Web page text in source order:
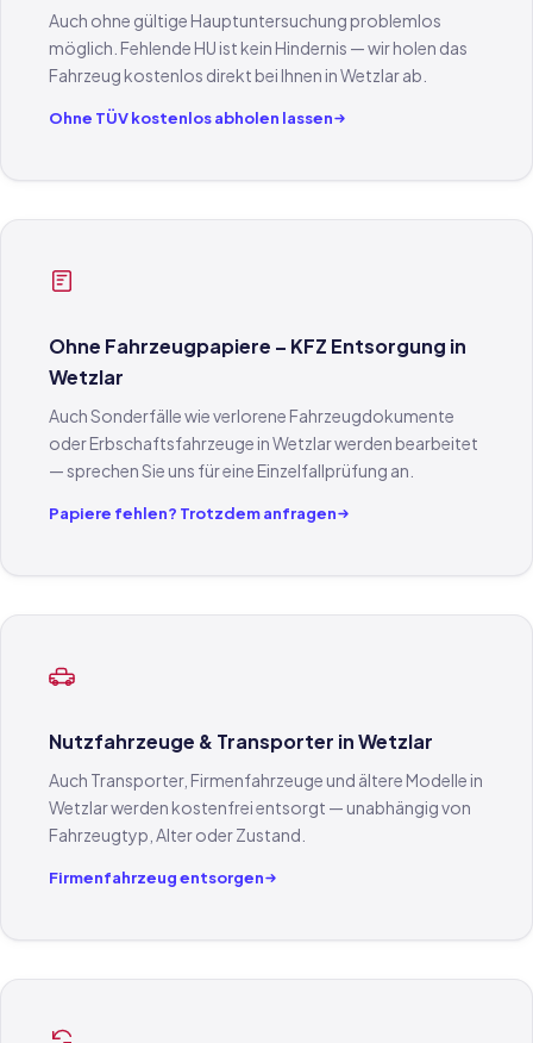
Auch ohne gültige Hauptuntersuchung problemlos
möglich. Fehlende HU ist kein Hindernis — wir holen das
Fahrzeug kostenlos direkt bei Ihnen in Wetzlar ab.
Ohne TÜV kostenlos abholen lassen
Ohne Fahrzeugpapiere – KFZ Entsorgung in
Wetzlar
Auch Sonderfälle wie verlorene Fahrzeugdokumente
oder Erbschaftsfahrzeuge in Wetzlar werden bearbeitet
— sprechen Sie uns für eine Einzelfallprüfung an.
Papiere fehlen? Trotzdem anfragen
Nutzfahrzeuge & Transporter in Wetzlar
Auch Transporter, Firmenfahrzeuge und ältere Modelle in
Wetzlar werden kostenfrei entsorgt — unabhängig von
Fahrzeugtyp, Alter oder Zustand.
Firmenfahrzeug entsorgen